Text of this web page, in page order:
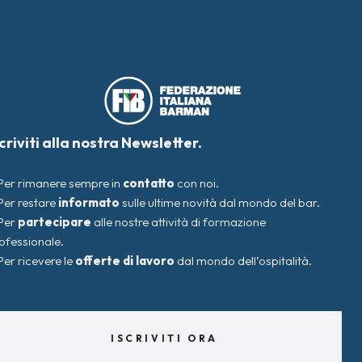
alla nostra Newsletter.
rimanere sempre in contatto con noi.
restare informato sulle ultime novità dal mondo del bar.
partecipare alle nostre attività di formazione
ricevere le offerte di lavoro dal mondo dell’ospitalità.
ISCRIVITI ORA